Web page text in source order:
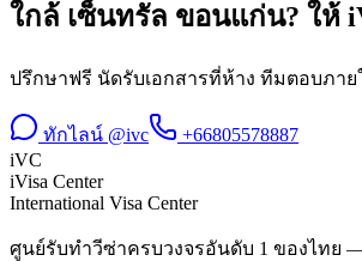
ใกล้ เซ็นทรัล ขอนแก่น? ให้
ปรึกษาฟรี นัดรับเอกสารที่ห้าง ทีมตอบภาย
ทักไลน์ @ivc
+66805578887
iVC
iVisa Center
International Visa Center
ศูนย์รับทำวีซ่าครบวงจรอันดับ 1 ของไทย —